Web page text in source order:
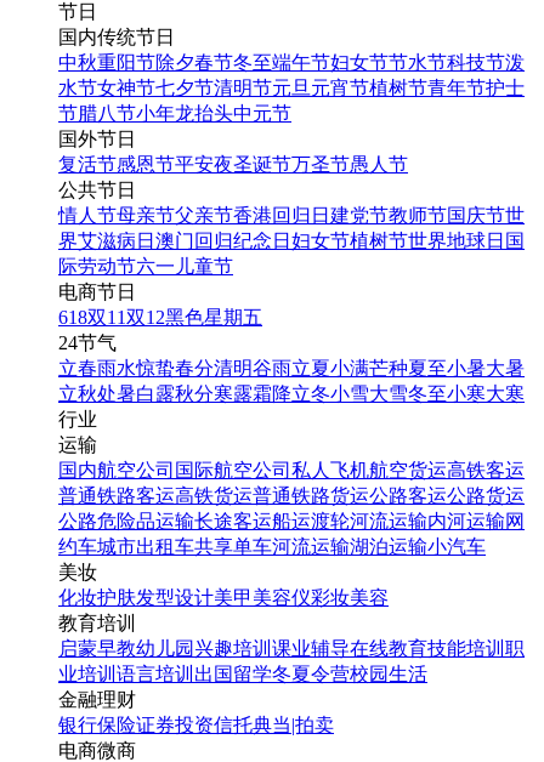
节日
国内传统节日
中秋重阳节除夕春节冬至端午节妇女节节水节科技节泼
水节女神节七夕节清明节元旦 元宵节植树节青年节护士
节腊八节小年龙抬头中元节
国外节日
复活节感恩节平安夜圣诞节万圣节愚人节
公共节日
情人节母亲节父亲节香港回归日 建党节教师节国庆节世
界艾滋病日 澳门回归纪念日 妇女节植树节世界地球日 国
际劳动节六一儿童节
电商节日
618双11双12黑色星期五
24节气
立春雨水惊蛰春分清明谷雨立夏小满芒种夏至小暑大暑
立秋处暑白露秋分寒露霜降立冬小雪大雪冬至小寒大寒
行业
运输
国内航空公司 国际航空公司 私人飞机航空货运高铁客运
普通铁路客运高铁货运普通铁路货运公路客运公路货运
公路危险品运输长途客运船运渡轮河流运输内河运输网
约车城市出租车共享单车河流运输湖泊运输小汽车
美妆
化妆护肤发型设计美甲 美容仪彩妆美容
教育培训
启蒙早教幼儿园 兴趣培训 课业辅导在线教育技能培训 职
业培训 语言培训 出国留学冬夏令营校园生活
金融理财
银行保险证券投资信托典当|拍卖
电商微商